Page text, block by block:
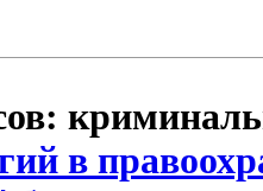
в